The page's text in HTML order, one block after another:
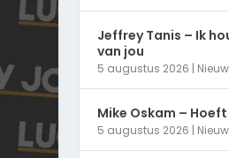
Jeffrey Tanis – Ik
van jou
5 augustus 2026 |
Mike Oskam –
5 augustus 2026 |